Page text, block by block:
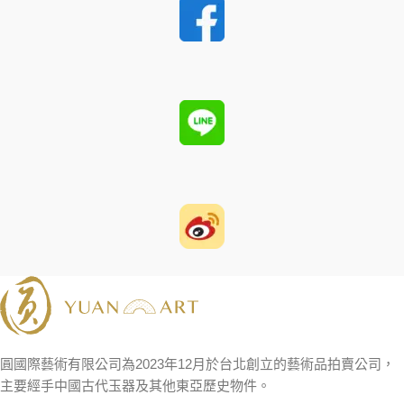
圓國際藝術有限公司為2023年12月於台北創立的藝術品拍賣公司，
主要經手中國古代玉器及其他東亞歷史物件。